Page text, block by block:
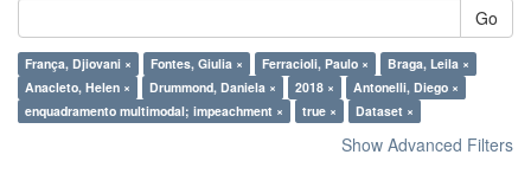
Go
França, Djiovani × Fontes, Giulia × Ferracioli, Paulo ×
Braga, Leila ×
Anacleto, Helen ×
Drummond, Daniela × 2018 ×
Antonelli, Diego ×
enquadramento multimodal; impeachment ×
true × Dataset ×
Show Advanced Filters